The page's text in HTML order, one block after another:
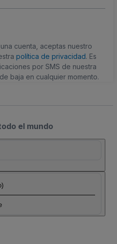
cuenta, aceptas nuestro
política de privacidad. Es
por SMS de nuestra
baja en cualquier momento.
el mundo